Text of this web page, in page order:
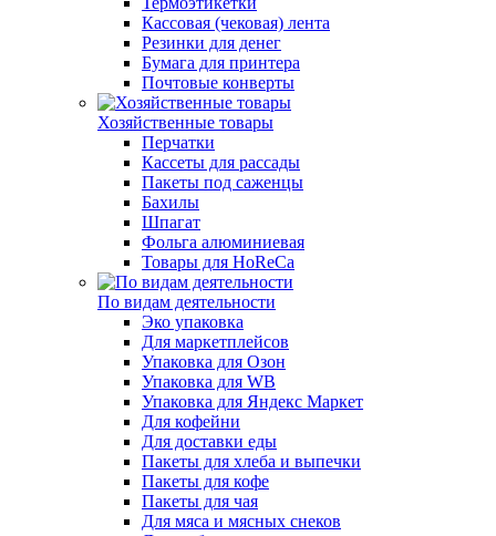
Кассовая (чековая) лента
Резинки для денег
Бумага для принтера
Почтовые конверты
Хозяйственные товары
Перчатки
Кассеты для рассады
Пакеты под саженцы
Бахилы
Шпагат
Фольга алюминиевая
Товары для HoReCa
По видам деятельности
Эко упаковка
Для маркетплейсов
Упаковка для Озон
Упаковка для WB
Упаковка для Яндекс Маркет
Для кофейни
Для доставки еды
Пакеты для хлеба и выпечки
Пакеты для кофе
Пакеты для чая
Для мяса и мясных снеков